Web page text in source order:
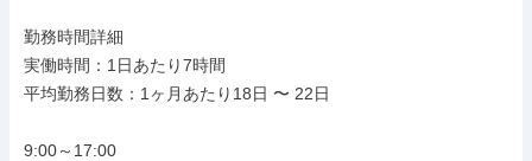
勤務時間詳細
実働時間：1日あたり7時間
平均勤務日数：1ヶ月あたり18日 〜 22日
9:00～17:00